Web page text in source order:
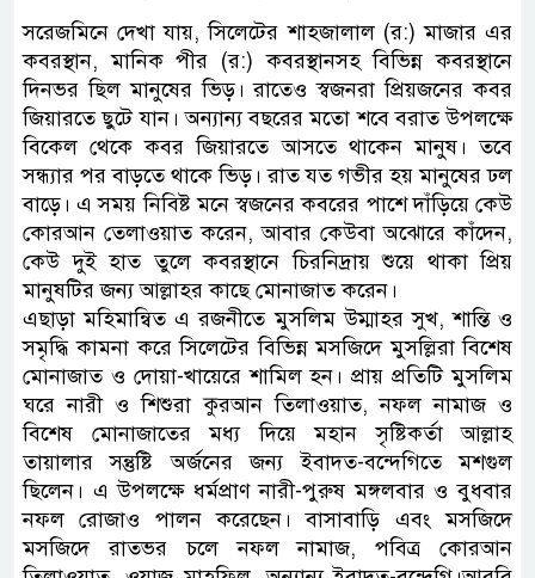
সরেজমিনে দেখা যায়, সিলেটের শাহজালাল (র:) মাজার এর
কবরস্থান, মানিক পীর (র:) কবরস্থানসহ বিভিন্ন কবরস্থানে
দিনভর ছিল মানুষের ভিড়। রাতেও স্বজনরা প্রিয়জনের কবর
জিয়ারতে ছুটে যান। অন্যান্য বছরের মতো শবে বরাত উপলক্ষে
বিকেল থেকে কবর জিয়ারতে আসতে থাকেন মানুষ। তবে
সন্ধ্যার পর বাড়তে থাকে ভিড়। রাত যত গভীর হয় মানুষের ঢল
বাড়ে। এ সময় নিবিষ্ট মনে স্বজনের কবরের পাশে দাঁড়িয়ে কেউ
কোরআন তেলাওয়াত করেন, আবার কেউবা অঝোরে কাঁদেন,
কেউ দুই হাত তুলে কবরস্থানে চিরনিদ্রায় শুয়ে থাকা প্রিয়
মানুষটির জন্য আল্লাহর কাছে মোনাজাত করেন।
এছাড়া মহিমান্বিত এ রজনীতে মুসলিম উম্মাহর সুখ, শান্তি ও
সমৃদ্ধি কামনা করে সিলেটের বিভিন্ন মসজিদে মুসল্লিরা বিশেষ
মোনাজাত ও দোয়া-খায়েরে শামিল হন। প্রায় প্রতিটি মুসলিম
ঘরে নারী ও শিশুরা কুরআন তিলাওয়াত, নফল নামাজ ও
বিশেষ মোনাজাতের মধ্য দিয়ে মহান সৃষ্টিকর্তা আল্লাহ
তায়ালার সন্তুষ্টি অর্জনের জন্য ইবাদত-বন্দেগিতে মশগুল
ছিলেন। এ উপলক্ষে ধর্মপ্রাণ নারী-পুরুষ মঙ্গলবার ও বুধবার
নফল রোজাও পালন করেছেন। বাসাবাড়ি এবং মসজিদে
মসজিদে রাতভর চলে নফল নামাজ, পবিত্র কোরআন